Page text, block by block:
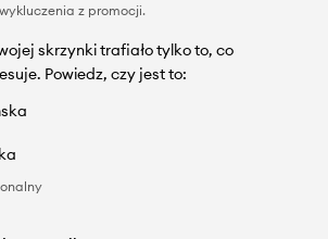
wykluczenia z promocji.
skrzynki trafiało tylko to, co
Powiedz, czy jest to: